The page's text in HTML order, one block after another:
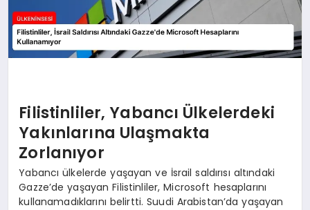
Filistinliler, Yabancı Ülkelerdeki
Yakınlarına Ulaşmakta
Zorlanıyor
Yabancı ülkelerde yaşayan ve İsrail saldırısı altındaki
Gazze’de yaşayan Filistinliler, Microsoft hesaplarını
kullanamadıklarını belirtti. Suudi Arabistan’da yaşayan